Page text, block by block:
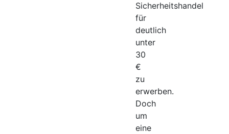
Sicherheitshandel
für
deutlich
unter
30
€
zu
erwerben.
Doch
um
eine